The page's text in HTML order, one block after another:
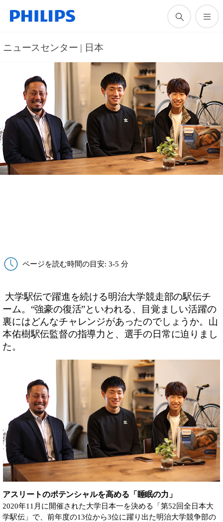
ニュースセンター | 日本
ページを読む時間の目安: 3-5 分
大学駅伝で躍進を続ける明治大学競走部の駅伝チ
ーム。“強豪の復活”といわれる、目覚ましい活躍の
裏にはどんなチャレンジがあったのでしょうか。山
本佑樹駅伝監督の指導力と、選手の日常に迫りまし
た。
アスリートのポテンシャルを高める「睡眠の力」
2020年11月に開催された大学日本一を決める「第52回全日本大
学駅伝」で、前年度の13位から3位に躍り出た明治大学競争部の